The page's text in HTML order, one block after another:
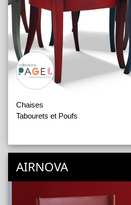
Chaises
Tabourets et Poufs
AIRNOVA